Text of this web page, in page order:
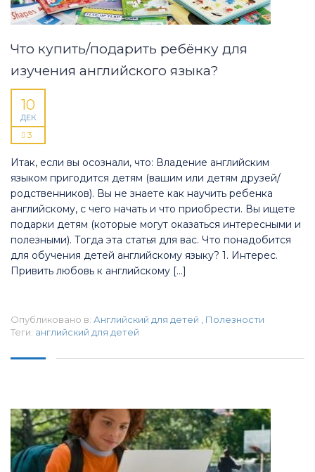
Что купить/подарить ребёнку для
изучения английского языка?
10
ДЕК
3
Итак, если вы осознали, что: Владение английским
языком пригодится детям (вашим или детям друзей/
родственников). Вы не знаете как научить ребенка
английскому, с чего начать и что приобрести. Вы ищете
подарки детям (которые могут оказаться интересными и
полезными). Тогда эта статья для вас. Что понадобится
для обучения детей английскому языку? 1. Интерес.
Привить любовь к английскому […]
Опубликовано в: Английский для детей , Полезности
Теги: английский для детей